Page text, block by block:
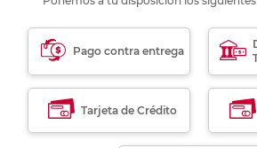
Pago contra entrega
Tarjeta de Crédito